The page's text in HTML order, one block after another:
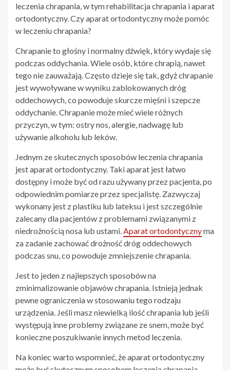
leczenia chrapania, w tym rehabilitacja chrapania i aparat
ortodontyczny. Czy aparat ortodontyczny może pomóc
w leczeniu chrapania?
Chrapanie to głośny i normalny dźwięk, który wydaje się
podczas oddychania. Wiele osób, które chrapią, nawet
tego nie zauważają. Często dzieje się tak, gdyż chrapanie
jest wywoływane w wyniku zablokowanych dróg
oddechowych, co powoduje skurcze mięśni i szepcze
oddychanie. Chrapanie może mieć wiele różnych
przyczyn, w tym: ostry nos, alergie, nadwagę lub
używanie alkoholu lub leków.
Jednym ze skutecznych sposobów leczenia chrapania
jest aparat ortodontyczny. Taki aparat jest łatwo
dostępny i może być od razu używany przez pacjenta, po
odpowiednim pomiarze przez specjalistę. Zazwyczaj
wykonany jest z plastiku lub lateksu i jest szczególnie
zalecany dla pacjentów z problemami związanymi z
niedrożnością nosa lub ustami. Aparat ortodontycznyma
za zadanie zachować drożność dróg oddechowych
podczas snu, co powoduje zmniejszenie chrapania.
Jest to jeden z najlepszych sposobów na
zminimalizowanie objawów chrapania. Istnieją jednak
pewne ograniczenia w stosowaniu tego rodzaju
urządzenia. Jeśli masz niewielką ilość chrapania lub jeśli
występują inne problemy związane ze snem, może być
konieczne poszukiwanie innych metod leczenia.
Na koniec warto wspomnieć, że aparat ortodontyczny